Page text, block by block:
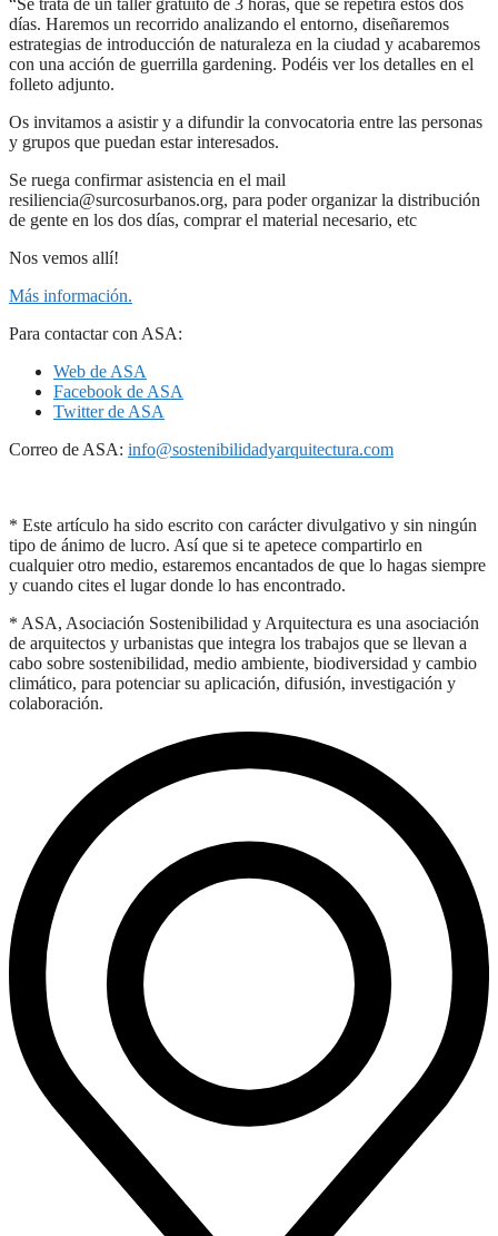
“Se trata de un taller gratuito de 3 horas, que se repetirá estos dos
días. Haremos un recorrido analizando el entorno, diseñaremos
estrategias de introducción de naturaleza en la ciudad y acabaremos
con una acción de guerrilla gardening. Podéis ver los detalles en el
folleto adjunto.
Os invitamos a asistir y a difundir la convocatoria entre las personas
y grupos que puedan estar interesados.
Se ruega confirmar asistencia en el mail
resiliencia@surcosurbanos.org, para poder organizar la distribución
de gente en los dos días, comprar el material necesario, etc
Nos vemos allí!
Más información.
Para contactar con ASA:
Web de ASA
Facebook de ASA
Twitter de ASA
Correo de ASA: info@sostenibilidadyarquitectura.com
* Este artículo ha sido escrito con carácter divulgativo y sin ningún
tipo de ánimo de lucro. Así que si te apetece compartirlo en
cualquier otro medio, estaremos encantados de que lo hagas siempre
y cuando cites el lugar donde lo has encontrado.
* ASA, Asociación Sostenibilidad y Arquitectura es una asociación
de arquitectos y urbanistas que integra los trabajos que se llevan a
cabo sobre sostenibilidad, medio ambiente, biodiversidad y cambio
climático, para potenciar su aplicación, difusión, investigación y
colaboración.